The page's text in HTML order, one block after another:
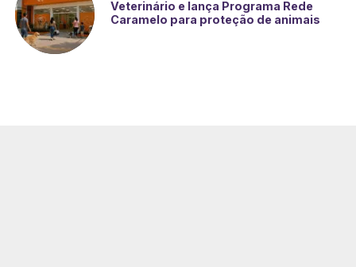
Veterinário e lança Programa Rede
Caramelo para proteção de animais